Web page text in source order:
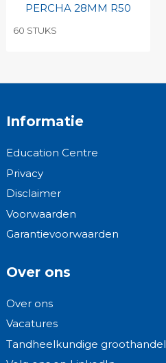
PERCHA 28MM R50
60 STUKS
Informatie
Education Centre
Privacy
Disclaimer
Voorwaarden
Garantievoorwaarden
Over ons
Over ons
Vacatures
Tandheelkundige groothandel